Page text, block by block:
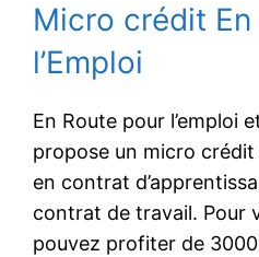
Micro crédit
l’Emploi
En Route pour l’emploi
propose un micro crédit
en contrat
contrat de travail. Pour
pouvez profiter de